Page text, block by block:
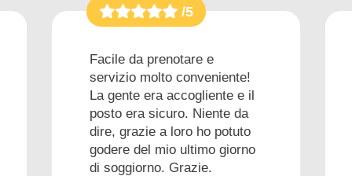
/5
Facile da prenotare e
servizio molto conveniente!
La gente era accogliente e il
posto era sicuro. Niente da
dire, grazie a loro ho potuto
godere del mio ultimo giorno
di soggiorno. Grazie.